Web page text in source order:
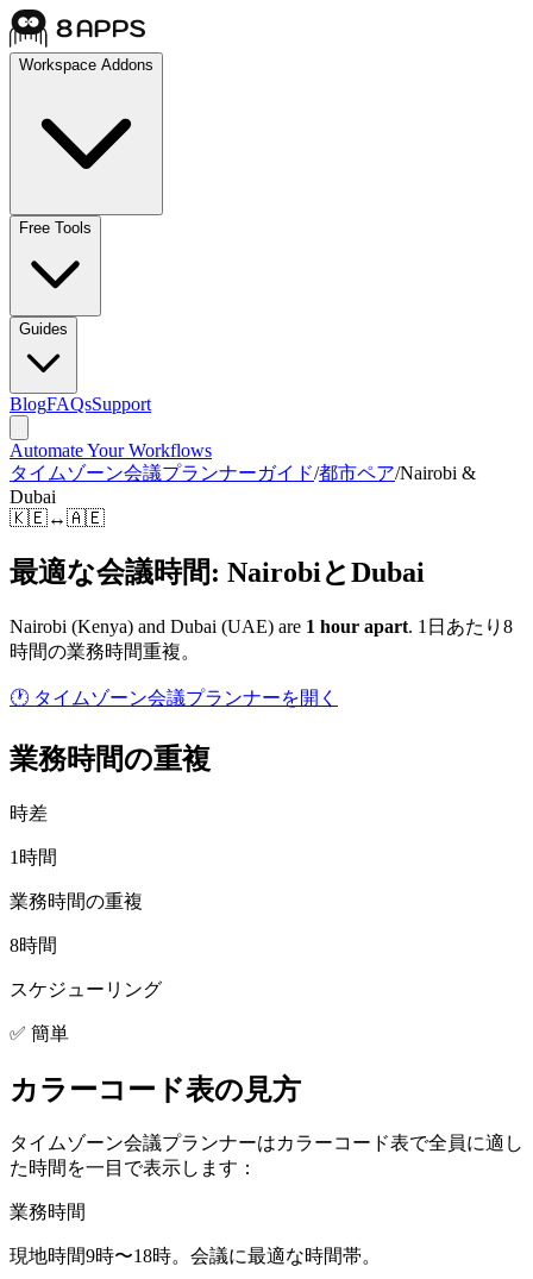
Workspace Addons
Free Tools
Guides
BlogFAQsSupport
Automate Your Workflows
タイムゾーン会議プランナーガイド/都市ペア/Nairobi &
Dubai
🇰🇪↔🇦🇪
最適な会議時間: NairobiとDubai
Nairobi (Kenya) and Dubai (UAE) are 1 hour apart. 1日あたり8
時間の業務時間重複。
🕐 タイムゾーン会議プランナーを開く
業務時間の重複
時差
1時間
業務時間の重複
8時間
スケジューリング
✅ 簡単
カラーコード表の見方
タイムゾーン会議プランナーはカラーコード表で全員に適し
た時間を一目で表示します：
業務時間
現地時間9時〜18時。会議に最適な時間帯。